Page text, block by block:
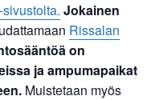
Jokainen
Rissalan
on
ja ampumapaikat
Muistetaan myös